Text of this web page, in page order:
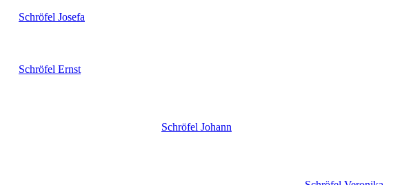
Schröfel Josefa
Schröfel Ernst
Schröfel Johann